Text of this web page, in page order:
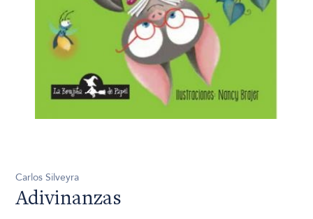
Carlos Silveyra
Adivinanzas